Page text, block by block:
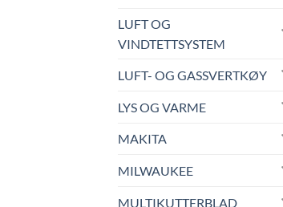
LUFT OG
VINDTETTSYSTEM
LUFT- OG GASSVERTKØY
LYS OG VARME
MAKITA
MILWAUKEE
MULTIKUTTERBLAD